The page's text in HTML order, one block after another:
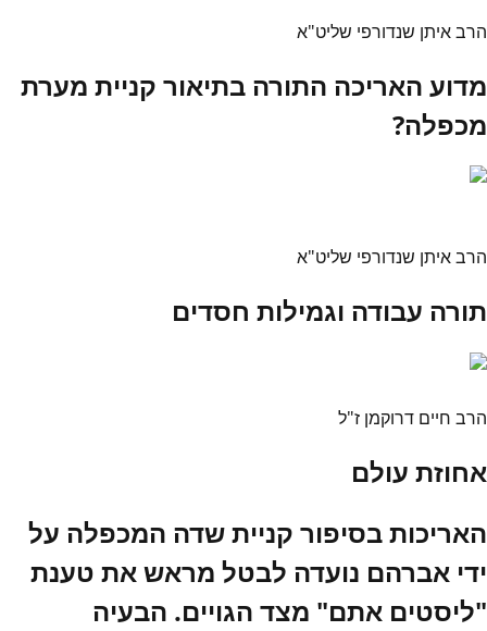
הרב איתן שנדורפי שליט"א
מדוע האריכה התורה בתיאור קניית מערת
מכפלה?
הרב איתן שנדורפי שליט"א
תורה עבודה וגמילות חסדים
הרב חיים דרוקמן ז"ל
אחוזת עולם
האריכות בסיפור קניית שדה המכפלה על
ידי אברהם נועדה לבטל מראש את טענת
"ליסטים אתם" מצד הגויים. הבעיה